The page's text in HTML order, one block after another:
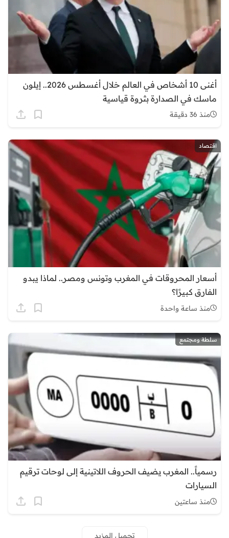
أغنى 10 أشخاص في العالم خلال أغسطس 2026.. إيلون
ماسك في الصدارة بثروة قياسية
منذ 36 دقيقة
اقتصاد
أسعار المحروقات في المغرب وتونس ومصر.. لماذا يبدو
الفارق كبيرًا؟
منذ ساعة واحدة
سلطة ومجتمع
رسمياً.. المغرب يضيف الحروف اللاتينية إلى لوحات ترقيم
السيارات
منذ ساعتين
تحميل المزيد